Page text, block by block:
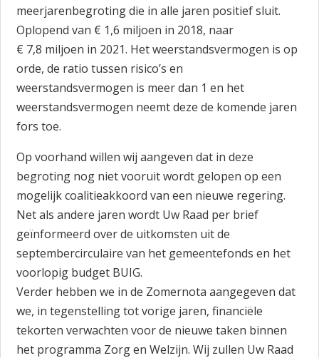
meerjarenbegroting die in alle jaren positief sluit.
Oplopend van € 1,6 miljoen in 2018, naar
€ 7,8 miljoen in 2021. Het weerstandsvermogen is op
orde, de ratio tussen risico’s en
weerstandsvermogen is meer dan 1 en het
weerstandsvermogen neemt deze de komende jaren
fors toe.
Op voorhand willen wij aangeven dat in deze
begroting nog niet vooruit wordt gelopen op een
mogelijk coalitieakkoord van een nieuwe regering.
Net als andere jaren wordt Uw Raad per brief
geïnformeerd over de uitkomsten uit de
septembercirculaire van het gemeentefonds en het
voorlopig budget BUIG.
Verder hebben we in de Zomernota aangegeven dat
we, in tegenstelling tot vorige jaren, financiële
tekorten verwachten voor de nieuwe taken binnen
het programma Zorg en Welzijn. Wij zullen Uw Raad